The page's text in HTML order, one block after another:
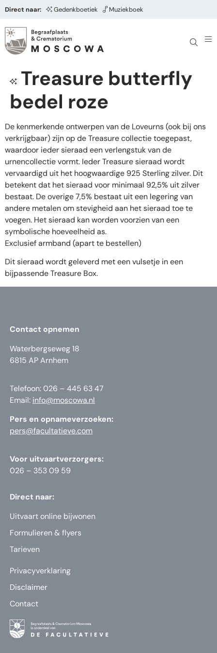
Direct naar: Gedenkboetiek Muziekboek
Treasure butterfly
bedel roze
De kenmerkende ontwerpen van de Loveurns (ook bij ons
verkrijgbaar) zijn op de Treasure collectie toegepast,
waardoor ieder sieraad een verlengstuk van de
urnencollectie vormt. Ieder Treasure sieraad wordt
vervaardigd uit het hoogwaardige 925 Sterling zilver. Dit
betekent dat het sieraad voor minimaal 92,5% uit zilver
bestaat. De overige 7,5% bestaat uit een legering van
andere metalen om stevigheid aan het sieraad toe te
voegen. Het sieraad kan worden voorzien van een
symbolische hoeveelheid as.
Exclusief armband (apart te bestellen)
Dit sieraad wordt geleverd met een vulsetje in een
bijpassende Treasure Box.
Contact opnemen
Waterbergseweg 18
6815 AP Arnhem
Telefoon: 026 – 445 63 47
Email: info@moscowa.nl
Pers en opnameverzoeken:
pers@facultatieve.com
Voor uitvaartverzorgers:
026 – 353 09 59
Direct naar:
Uitvaart online bijwonen
Formulieren & flyers
Tarieven
Privacyverklaring
Disclaimer
Contact